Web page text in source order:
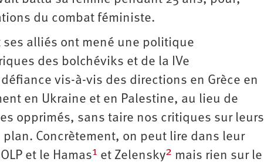
du combat féministe.
alliés ont mené une politique
des bolchéviks et de la IVe
vis-à-vis des directions en Grèce en
en Ukraine et en Palestine, au lieu de
opprimés, sans taire nos critiques sur leurs
Concrètement, on peut lire dans leur
et le Hamas1 et Zelensky2 mais rien sur le